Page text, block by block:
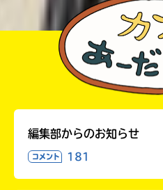
編集部からのお知らせ
コメント 181